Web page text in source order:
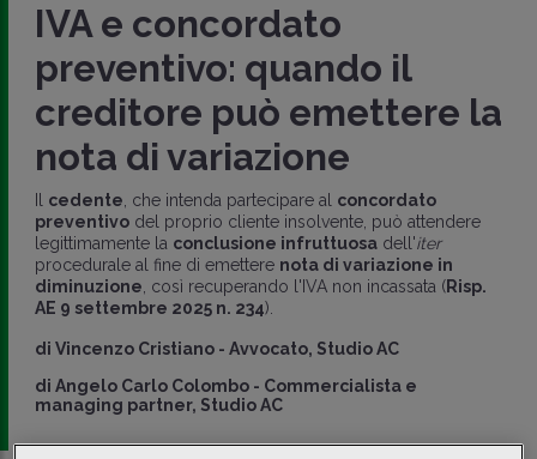
IVA e concordato
preventivo: quando il
creditore può emettere la
nota di variazione
cedente , che intenda partecipare al concordato
preventivodel proprio cliente insolvente, può attendere
legittimamente la conclusione infruttuosadell'iter
procedurale al fine di emettere nota di variazione in
diminuzione , così recuperando l'IVA non incassata (Risp.
AE 9 settembre 2025 n. 234).
di Vincenzo Cristiano - Avvocato, Studio AC
di Angelo Carlo Colombo - Commercialista e
managing partner, Studio AC